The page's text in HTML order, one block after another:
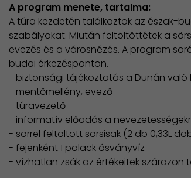
​A program menete, tartalma:
​A túra kezdetén találkoztok az észak-
szabályokat. Miután feltöltöttétek a
evezés és a városnézés. A program
budai érkezésponton.
- biztonsági tájékoztatás a Dunán való
- mentőmellény, evező
- túravezető
- informatív előadás a
- sörrel feltöltött sörsisak (2 db 0,33L
- fejenként 1 palack ásványvíz
- vízhatlan zsák az értékeitek szárazon